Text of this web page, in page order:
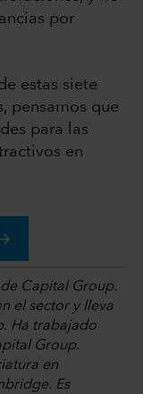
por
estas siete
pensamos que
para las
en
Capital Group.
el sector y lleva
Ha trabajado
Group.
en
Es